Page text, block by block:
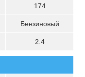
174
Бензиновый
2.4